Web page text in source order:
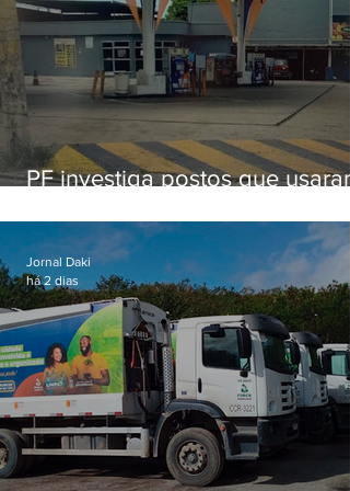
PF investiga postos que usaram
secretário morto em 2020
Jornal Daki
há 2 dias